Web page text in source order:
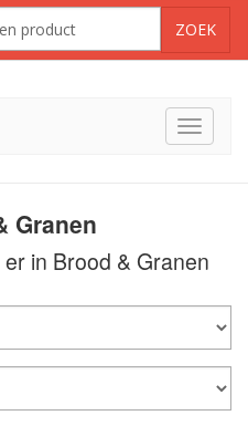
Toggle
Granen
in Brood & Granen